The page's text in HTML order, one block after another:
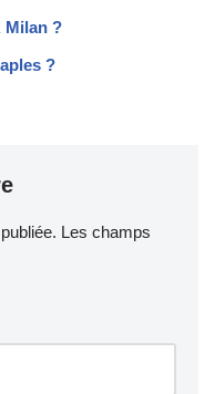
Milan ?
?
Les champs